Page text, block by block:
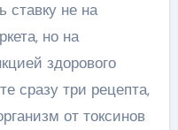
ставку не на
но на
здорового
сразу три рецепта,
от токсинов